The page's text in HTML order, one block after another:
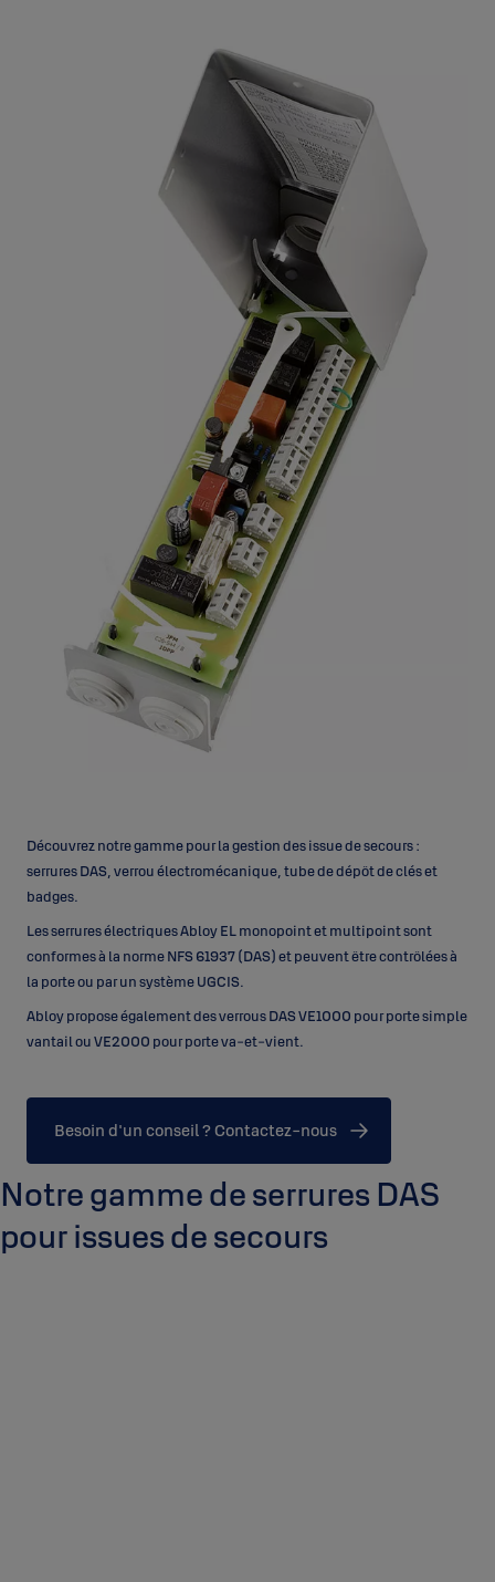
Découvrez notre gamme pour la gestion des issue de secours :
serrures DAS, verrou électromécanique, tube de dépôt de clés et
badges.
Les serrures électriques Abloy EL monopoint et multipoint sont
conformes à la norme NFS 61937 (DAS) et peuvent être contrôlées à
la porte ou par un système UGCIS.
Abloy propose également des verrous DAS VE1000 pour porte simple
vantail ou VE2000 pour porte va-et-vient.
Besoin d'un conseil ? Contactez-nous
Notre gamme de serrures DAS
pour issues de secours